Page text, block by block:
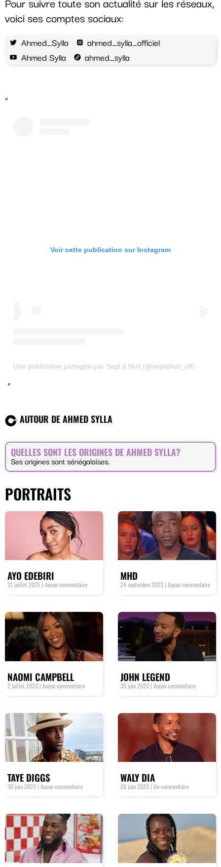
voici ses comptes sociaux:
Ahmed_Sylla
ahmed_sylla_officiel
Ahmed Sylla
ahmed_sylla
Voir cette publication sur Instagram
Une publication partagée par Sept à Huit (@septahuit_off)
AUTOUR DE AHMED SYLLA
QUELLES SONT LES ORIGINES DE AHMED SYLLA?
Ses origines sont sénégalaises.
PORTRAITS
AYO EDEBIRI
31 juillet 2025 Aucun commentaire
MHD
24 septembre 2023 Aucun commentaire
NAOMI CAMPBELL
2 juillet 2023 Aucun commentaire
JOHN LEGEND
30 juin 2023 Aucun commentaire
TAYE DIGGS
30 juin 2023 Aucun commentaire
WALY DIA
20 juin 2023 Un commentaire